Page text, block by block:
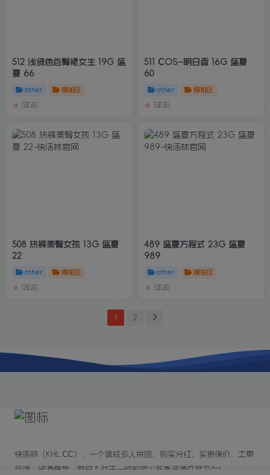
512 浅绿色包臀裙女生 19G 盛
夏 66
other 模拍区
1年前
511 COS–明日香 16G 盛夏
60
other 模拍区
1年前
508 热裤美臀女孩 13G 盛夏
22
other 模拍区
1年前
489 盛夏方程式 23G 盛夏
989
other 模拍区
1年前
2
快活林（KHL.CC），一个集成多人拼团、购买分红、买贵保价、工单
反馈、资源悬赏、商户入驻于一体的顶尖写真资源交易平台!